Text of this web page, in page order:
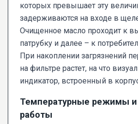
которых превышает эту
задерживаются на входе в
Очищенное масло проходит к
патрубку и далее – к
При накоплении загрязнений
на фильтре растет, на что
индикатор, встроенный в
Температурные режимы и
работы